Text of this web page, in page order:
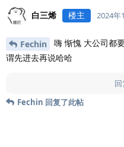
白三烯 楼主 2024年
Fechin
嗨 惭愧 大公司都
谓先进去再说哈哈
回
Fechin 回复了此帖